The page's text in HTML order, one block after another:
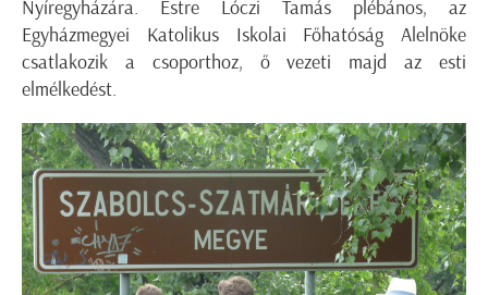
Nyíregyházára. Estre Lóczi Tamás plébános, az
Egyházmegyei Katolikus Iskolai Főhatóság Alelnöke
csatlakozik a csoporthoz, ő vezeti majd az esti
elmélkedést.